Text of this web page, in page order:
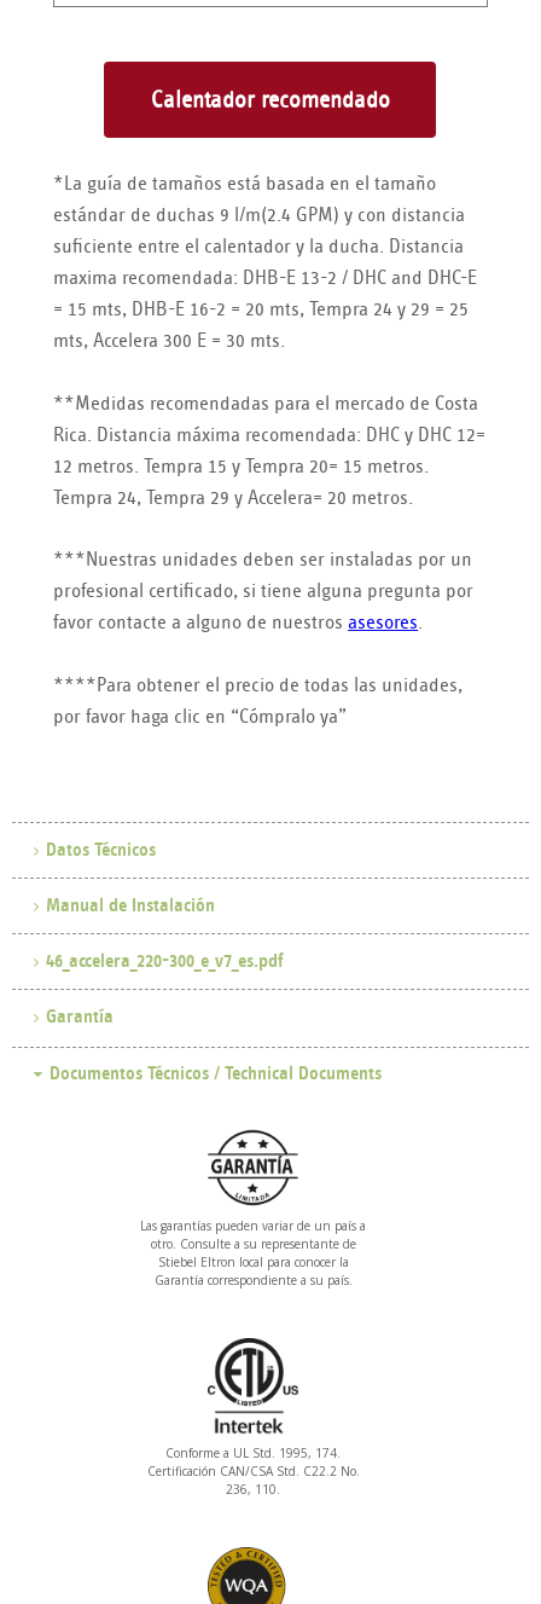
*La guía de tamaños está basada en el tamaño
estándar de duchas 9 l/m(2.4 GPM) y con distancia
suficiente entre el calentador y la ducha. Distancia
maxima recomendada: DHB-E 13-2 / DHC and DHC-E
= 15 mts, DHB-E 16-2 = 20 mts, Tempra 24 y 29 = 25
mts, Accelera 300 E = 30 mts.
**Medidas recomendadas para el mercado de Costa
Rica. Distancia máxima recomendada: DHC y DHC 12=
12 metros. Tempra 15 y Tempra 20= 15 metros.
Tempra 24, Tempra 29 y Accelera= 20 metros.
***Nuestras unidades deben ser instaladas por un
profesional certificado, si tiene alguna pregunta por
favor contacte a alguno de nuestrosasesores.
****Para obtener el precio de todas las unidades,
por favor haga clic en “Cómpralo ya”
Datos Técnicos
Manual de Instalación
46_accelera_220-300_e_v7_es.pdf
Garantía
Las garantías pueden variar de un país a
otro. Consulte a su representante de
Stiebel Eltron local para conocer la
Garantía correspondiente a su país.
Conforme a UL Std. 1995, 174.
Certificación CAN/CSA Std. C22.2 No.
236, 110.